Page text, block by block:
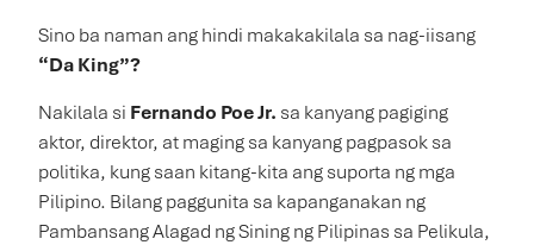
Sino ba naman ang hindi makakakilala sa nag-iisang
“Da King”?
Nakilala si Fernando Poe Jr. sa kanyang pagiging
aktor, direktor, at maging sa kanyang pagpasok sa
politika, kung saan kitang-kita ang suporta ng mga
Pilipino. Bilang paggunita sa kapanganakan ng
Pambansang Alagad ng Sining ng Pilipinas sa Pelikula,